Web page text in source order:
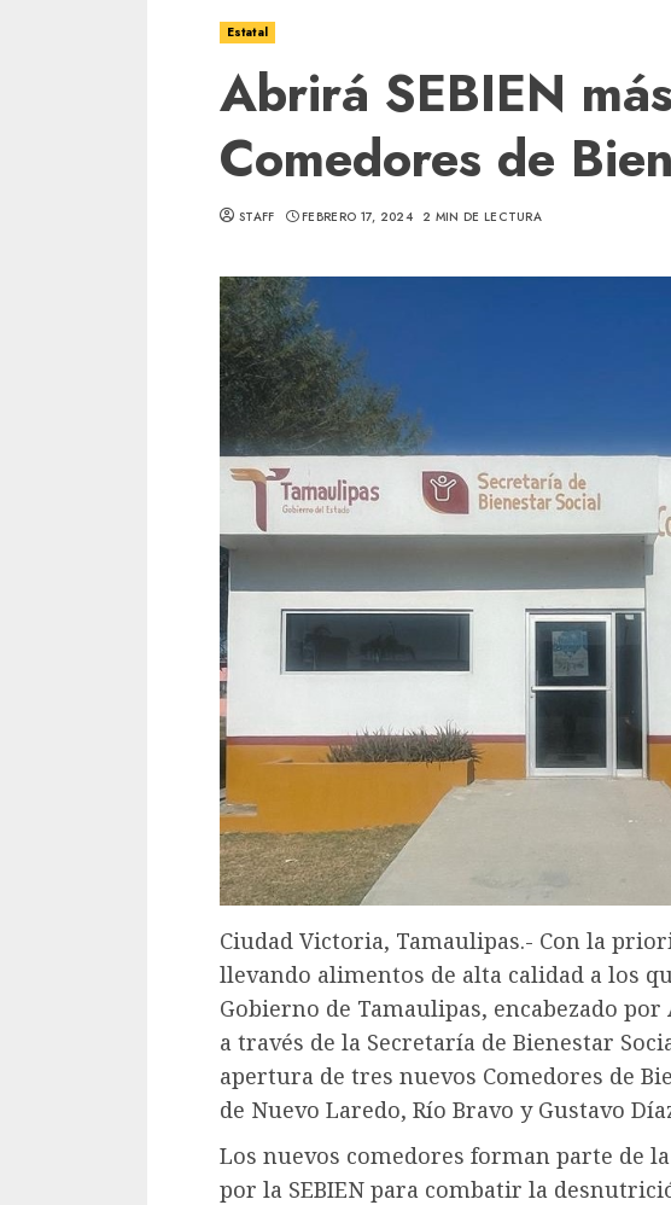
Estatal
Abrirá SEBIEN más
Comedores de
STAFF FEBRERO 17, 2024 2 MIN DE LECTURA
Ciudad Victoria, Tamaulipas.- Con la
llevando alimentos de alta calidad a los
Gobierno de Tamaulipas, encabezado
a través de la Secretaría de Bienestar
apertura de tres nuevos Comedores de
de Nuevo Laredo, Río Bravo y Gustavo
Los nuevos comedores forman parte de
por la SEBIEN para combatir la